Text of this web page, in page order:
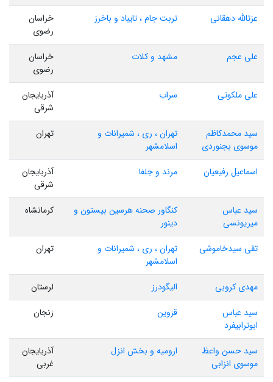
عزتالله دهقانی
تربت جام ، تایباد و باخرز
خراسان
رضوی
علی عجم
مشهد و کلات
خراسان
رضوی
علی ملکوتی
سراب
آذربایجان
شرقی
سید محمدکاظم
موسوی بجنوردی
تهران ، ری ، شمیرانات و
اسلامشهر
تهران
اسماعیل رفیعیان مرند و جلفا
آذربایجان
شرقی
سید عباس
میریونسی
کنگاور صحنه هرسین بیستون و
دینور
کرمانشاه
تقی سیدخاموشی
تهران ، ری ، شمیرانات و
اسلامشهر
تهران
مهدی کروبی الیگودرز
لرستان
سید عباس
ابوترابیفرد
قزوین زنجان
سید حسن واعظ
موسوی انزابی
ارومیه و بخش انزل
آذربایجان
غربی